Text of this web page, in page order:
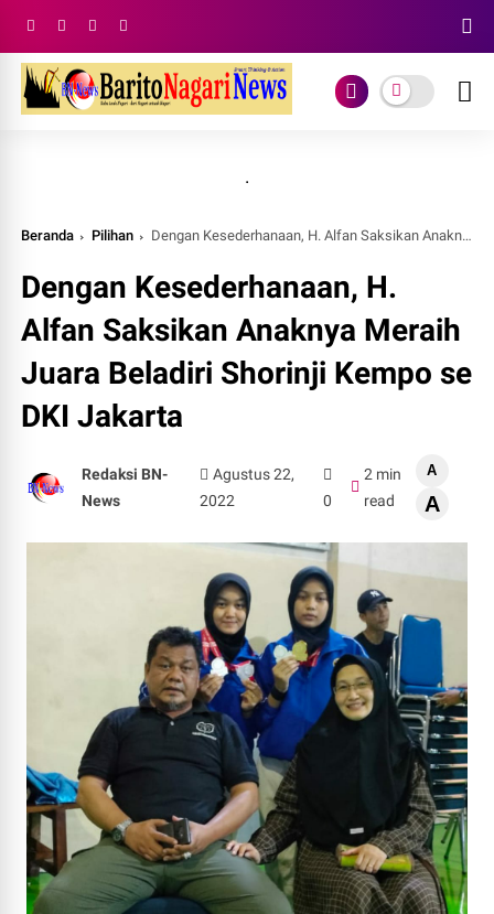
.
Beranda Pilihan Dengan Kesederhanaan, H. Alfan Saksikan Anaknya Meraih Juara Beladiri Shorinji Kempo se DKI Jakarta
Dengan Kesederhanaan, H.
Alfan Saksikan Anaknya Meraih
Juara Beladiri Shorinji Kempo se
DKI Jakarta
Redaksi BN-
News
Agustus 22,
2022
0
2 min
read
A
A